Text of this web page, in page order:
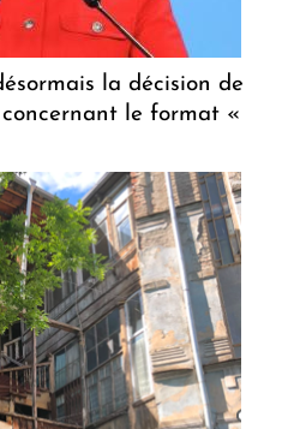
la décision de
le format «